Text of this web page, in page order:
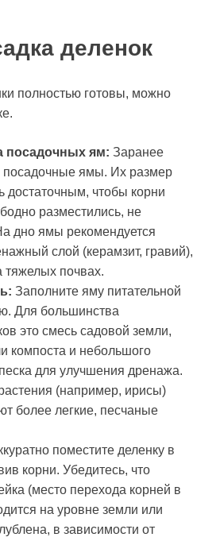
деленок
полностью готовы, можно
посадочных ям: Заранее
посадочные ямы. Их размер
достаточным, чтобы корни
разместились, не
дно ямы рекомендуется
слой (керамзит, гравий),
тяжелых почвах.
Заполните яму питательной
Для большинства
это смесь садовой земли,
компоста и небольшого
для улучшения дренажа.
(например, ирисы)
более легкие, песчаные
поместите деленку в
корни. Убедитесь, что
(место перехода корней в
на уровне земли или
в зависимости от